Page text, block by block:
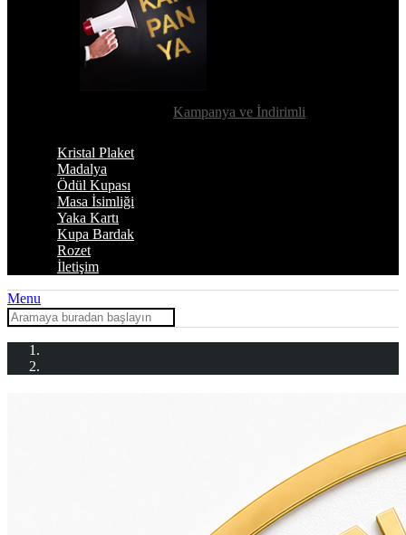
Kampanya ve İndirimli
Kristal Plaket
Madalya
Ödül Kupası
Masa İsimliği
Yaka Kartı
Kupa Bardak
Rozet
İletişim
Menu